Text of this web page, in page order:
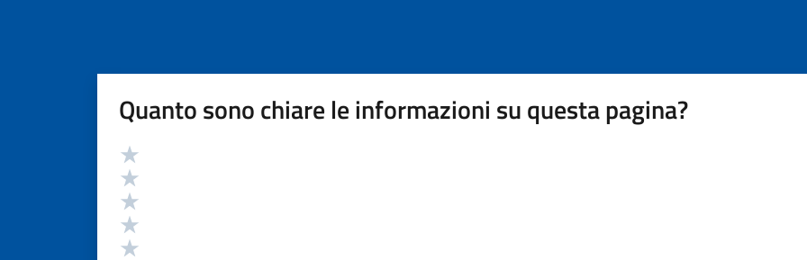
Quanto sono chiare le informazioni su questa pagina?
Valutazione